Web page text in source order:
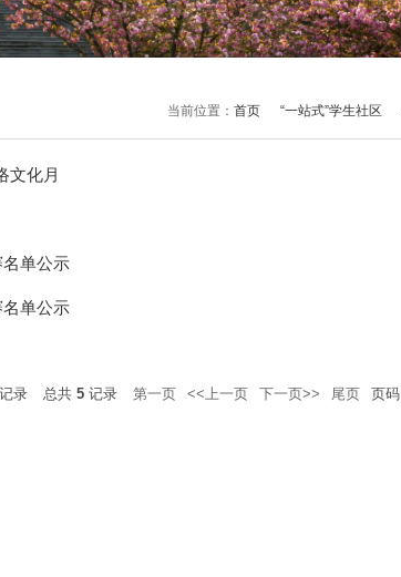
当前位置： 首页 “一站式”学生社区
文化月
单公示
单公示
录 总共 5 记录 第一页 <<上一页 下一页>> 尾页 页码